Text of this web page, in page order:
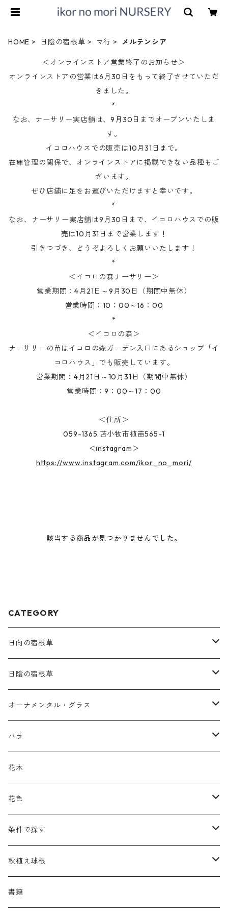
HOME 日陰の宿根草 マ行 メルテンシア
＜オンラインストア営業終了のお知らせ＞
オンラインストアの営業は6月30日をもって終了させていただ
きました。
*
なお、ナーサリー実店舗は、9月30日までオープンいたしま
す。
イコロハウスでの販売は10月31日まで。
在庫管理の関係で、オンラインストアに掲載できない品種もご
ざいます。
ぜひ店舗に足をお運びいただけますと幸いです。
*
なお、ナーサリー実店舗は9月30日まで、イコロハウスでの販
売は10月31日まで営業します！
引きつづき、どうぞよろしくお願いいたします！
*
＜イコロの森ナーサリー＞
営業期間：4月21日～9月30日（期間中無休）
営業時間：10：00～16：00
*
＜イコロの森＞
ナーサリーの苗はイコロの森ガーデン入口にあるショップ「イ
コロハウス」でも販売しています。
営業期間：4月21日～10月31日（期間中無休）
営業時間：9：00～17：00
＜住所＞
059-1365 苫小牧市植苗565-1
＜instagram＞
https://www.instagram.com/ikor_no_mori/
該当する商品が見つかりませんでした。
CATEGORY
日向の宿根草
ア行
アガパンツス
アキレア
アストランティア
アデノフォラ
カ行
カラミンタ
カルタ
クランベ
サ行
サルウィア
サングイソルバ
タ行
タナケツム
タリクトルム
ナ行
ネペタ
ハ行
パエオニア
バプティシア
マ行
ムクゲニア
ラ行
日陰の宿根草
ア行
アクタエア
アコニツム
アルンクス
カ行
ギボウシ
キレンゲショウマ
タ行
ティアレラ
ドイツスズラン
ハ行
ブルネラ
プルモナリア
マ行
メルテンシア
ラ行
ランプロカプノス
シダ類
オーナメンタル・グラス
ア行
エリムス
カ行
カスマンティウム
カレクス
サ行
スティパ
セスレリア
タ行
デスカンプシア
ハ行
ハコネクロア
マ行
バラ
原種類
ハマナシの交配種（HRg）
ランブラー
クライマー
半つる
花木
花色
黒
青
緑
条件で探す
蜜源植物
グランドカバーにも良い植物
秋植え球根
アリウム
書籍